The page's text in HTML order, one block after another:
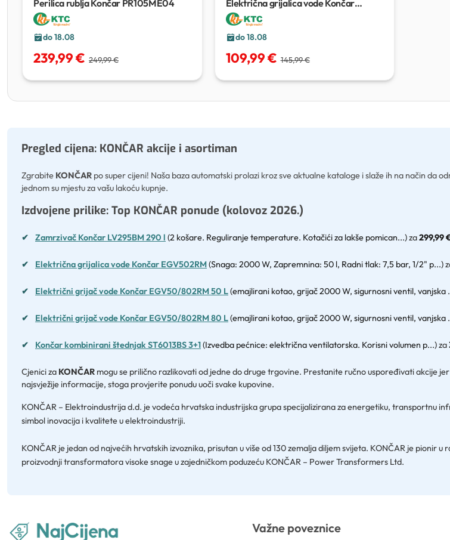
Perilica rublja Končar PR105ME04
do 18.08
239,99 € 249,99 €
Električna grijalica vode Končar
EGV502RM
do 18.08
109,99 € 145,99 €
Pregled cijena: KONČAR akcije i asortiman
Zgrabite KONČAR po super cijeni! Naša baza automatski prolazi kroz sve aktualne kataloge i slaže ih na način da
jednom su mjestu za vašu lakoću kupnje.
Izdvojene prilike: Top KONČAR ponude (kolovoz 2026.)
✔ Zamrzivač Končar LV295BM 290 l (2 košare. Reguliranje temperature. Kotačići za lakše pomican...)za299,99
✔ Električna grijalica vode Končar EGV502RM(Snaga: 2000 W, Zapremnina: 50 l, Radni tlak: 7,5 bar, 1/2" p...)
✔ Električni grijač vode Končar EGV50/802RM 50 L(emajlirani kotao, grijač 2000 W, sigurnosni ventil, vanjska
✔ Električni grijač vode Končar EGV50/802RM 80 L(emajlirani kotao, grijač 2000 W, sigurnosni ventil, vanjska
✔ Končar kombinirani štednjak ST6013BS 3+1(Izvedba pećnice: električna ventilatorska. Korisni volumen p...)za
Cjenici za KONČAR mogu se prilično razlikovati od jedne do druge trgovine. Prestanite ručno uspoređivati akcije
najsvježije informacije, stoga provjerite ponudu uoči svake kupovine.
KONČAR – Elektroindustrija d.d. je vodeća hrvatska industrijska grupa specijalizirana za energetiku, transportnu
simbol inovacija i kvalitete u elektroindustriji.
KONČAR je jedan od najvećih hrvatskih izvoznika, prisutan u više od 130 zemalja diljem svijeta. KONČAR je pionir
proizvodnji transformatora visoke snage u zajedničkom poduzeću KONČAR – Power Transformers Ltd.
Važne poveznice